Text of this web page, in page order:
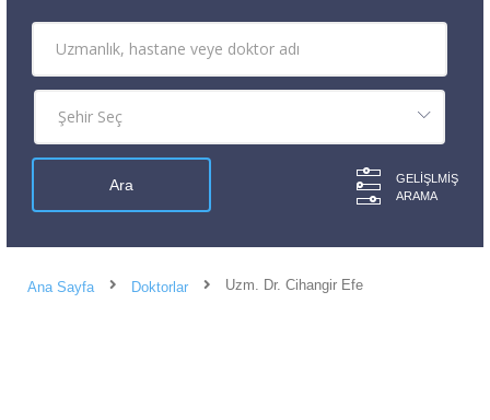
GELIŞLMIŞ
ARAMA
Ana Sayfa Doktorlar Uzm. Dr. Cihangir Efe